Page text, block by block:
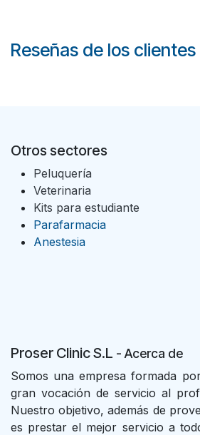
Reseñas de los clientes
Otros sectores
Peluquería
Veterinaria
Kits para estudiante
Parafarmacia
Anestesia
Proser Clinic S.L - Acerca de
Somos una empresa formada
gran vocación de servicio al
Nuestro objetivo, además de
es prestar el mejor servicio a